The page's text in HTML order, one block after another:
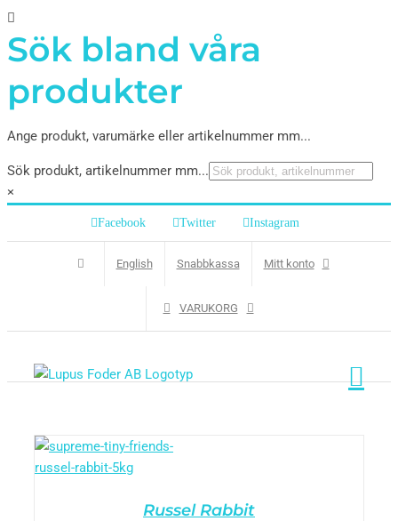
Sök bland våra
produkter
Ange produkt, varumärke eller artikelnummer mm...
Sök produkt, artikelnummer mm...
×
Facebook Twitter Instagram
English Snabbkassa Mitt konto
VARUKORG
Russel Rabbit